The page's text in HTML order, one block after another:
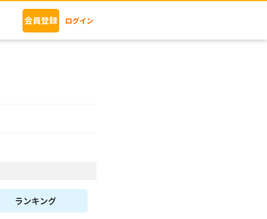
会員登録 ログイン
ランキング